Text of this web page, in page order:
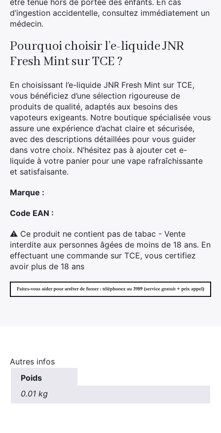
être tenue hors de portée des enfants. En cas
d’ingestion accidentelle, consultez immédiatement un
médecin.
Pourquoi choisir l’e-liquide JNR
Fresh Mint sur TCE ?
En choisissant l’e-liquide JNR Fresh Mint sur TCE,
vous bénéficiez d’une sélection rigoureuse de
produits de qualité, adaptés aux besoins des
vapoteurs exigeants. Notre boutique spécialisée vous
assure une expérience d’achat claire et sécurisée,
avec des descriptions détaillées pour vous guider
dans votre choix. N’hésitez pas à ajouter cet e-
liquide à votre panier pour une vape rafraîchissante
et satisfaisante.
Marque :
Code EAN :
⚠ Ce produit ne contient pas de tabac - Vente
interdite aux personnes âgées de moins de 18 ans. En
effectuant une commande sur TCE, vous certifiez
avoir plus de 18 ans
Autres infos
Poids
0.01 kg
Rechercher
: